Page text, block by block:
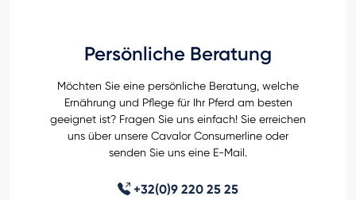
Persönliche Beratung
Möchten Sie eine persönliche Beratung, welche
Ernährung und Pflege für Ihr Pferd am besten
geeignet ist? Fragen Sie uns einfach! Sie erreichen
uns über unsere Cavalor Consumerline oder
senden Sie uns eine E-Mail.
+32(0)9 220 25 25